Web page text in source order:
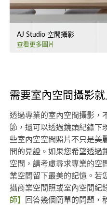
AJ Studio 空間攝影
查看更多圖片
需要室內空間攝影就
透過專業的室內空間攝影，
節，還可以透過鏡頭紀錄下
些室內空空間照片不只是美
間的見證。如果您希望透過
空間，請考慮尋求專業的空
業空間留下最美的記憶。若
攝商業空間照或室內空間紀
師】
回答幾個簡單的問題，